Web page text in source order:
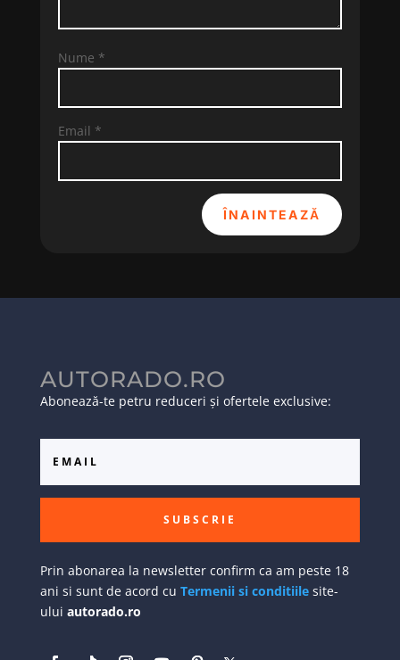
Nume *
Email *
ÎNAINTEAZĂ
AUTORADO.RO
Abonează-te petru reduceri și ofertele exclusive:
SUBSCRIE
Prin abonarea la newsletter confirm ca am peste 18
ani si sunt de acord cu Termenii si conditiilesite-
ului autorado.ro